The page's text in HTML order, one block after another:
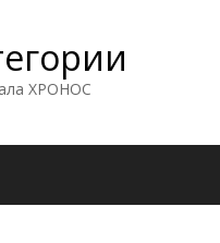
ХРОНОС